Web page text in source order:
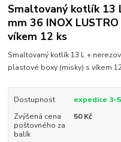
Smaltovaný kotlík 13
mm 36 INOX
víkem 12 ks
Smaltovaný kotlík 13 L +
plastové boxy (misky) s víkem
Dostupnost
expedice 3-
Zvýšená cena
poštovného za
balík
50 Kč